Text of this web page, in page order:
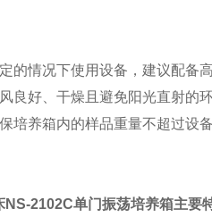
的情况下使用设备，建议配备
良好、干燥且避免阳光直射的环
培养箱内的样品重量不超过设
NS-2102C单门振荡培养箱主要